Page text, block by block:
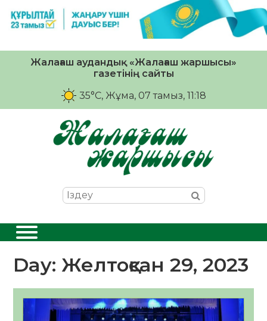
Жалағаш аудандық «Жалағаш жаршысы»
газетінің сайты
35°C, Жұма, 07 тамыз, 11:18
Day: Желтоқсан 29, 2023